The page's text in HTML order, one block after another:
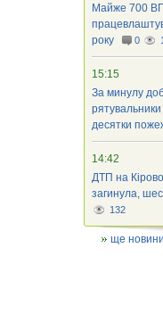
Майже 700
року
0
15:15
За минулу
рятувальники
десятки
14:42
ДТП на
загинула,
132
ще новини